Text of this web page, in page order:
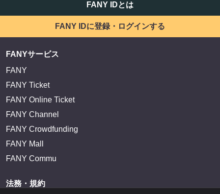
FANY IDとは
FANY IDに登録・ログインする
FANYサービス
FANY
FANY Ticket
FANY Online Ticket
FANY Channel
FANY Crowdfunding
FANY Mall
FANY Commu
法務・規約